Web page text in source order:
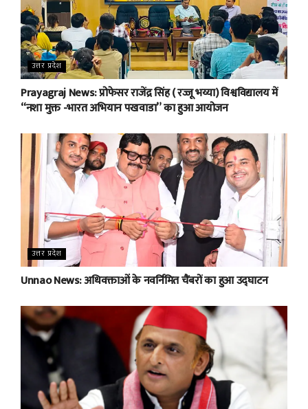
उत्तर प्रदेश
Prayagraj News: प्रोफेसर राजेंद्र सिंह ( रज्जू भय्या) विश्वविद्यालय में
“नशा मुक्त -भारत अभियान पखवाडा” का हुआ आयोजन
उत्तर प्रदेश
Unnao News: अधिवक्ताओं के नवर्निमित चैंबरों का हुआ उद्घाटन